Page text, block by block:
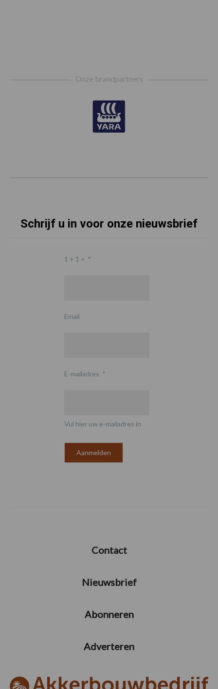
Onze brandpartners
Schrijf u in voor onze nieuwsbrief
1 + 1 = *
Email
E-mailadres *
Vul hier uw e-mailadres in
Contact
Nieuwsbrief
Abonneren
Adverteren